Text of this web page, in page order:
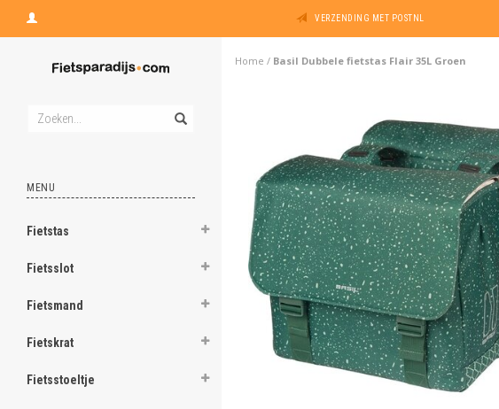
VERZENDING MET POSTNL
MENU
Fietstas
Fietsslot
Fietsmand
Fietskrat
Fietsstoeltje
Home / Basil Dubbele fietstas Flair 35L Groen